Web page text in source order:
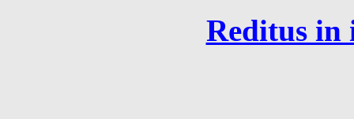
Reditus in